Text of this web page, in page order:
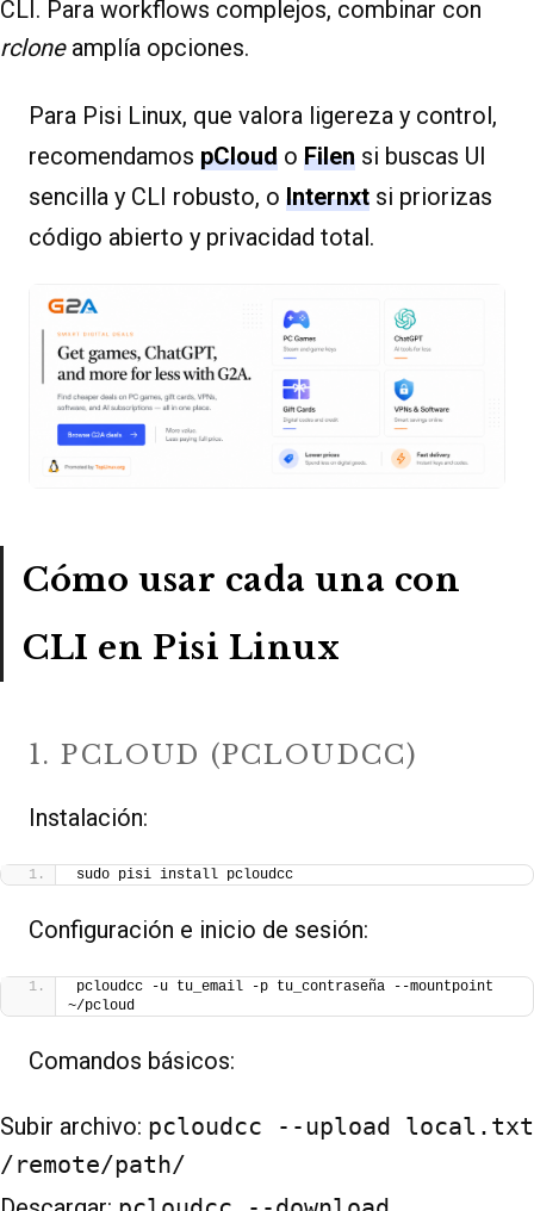
CLI. Para workflows complejos, combinar con
rcloneamplía opciones.
Para Pisi Linux, que valora ligereza y control,
recomendamos pCloud o Filen si buscas UI
sencilla y CLI robusto, o Internxt si priorizas
código abierto y privacidad total.
Cómo usar cada una con
CLI en Pisi Linux
1. PCLOUD (PCLOUDCC)
Instalación:
sudo pisi install pcloudcc
Configuración e inicio de sesión:
pcloudcc -u tu_email -p tu_contraseña --mountpoint
~/pcloud
Comandos básicos:
Subir archivo: pcloudcc --upload local.txt
/remote/path/